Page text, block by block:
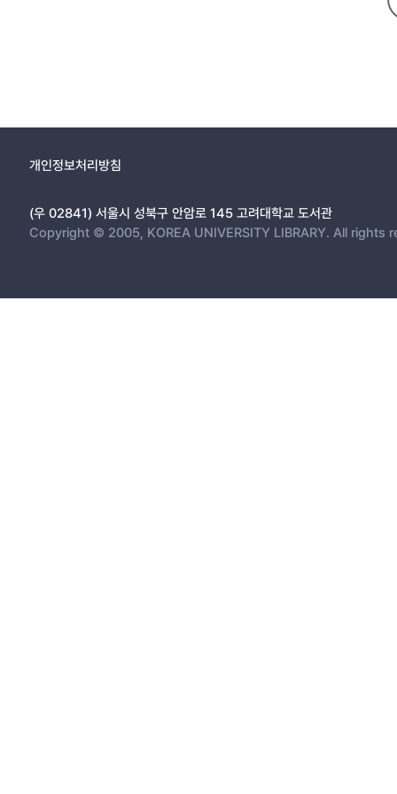
개인정보처리방침
(우 02841) 서울시 성북구 안암로 145 고려대학교 도서관
Copyright © 2005, KOREA UNIVERSITY LIBRARY. All rights